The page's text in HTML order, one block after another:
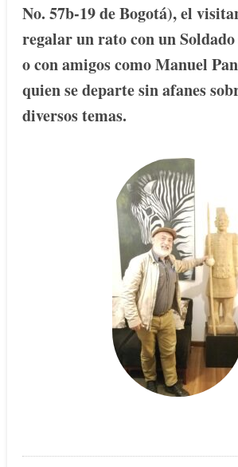
No. 57b-19 de Bogotá), el
regalar un rato con un
o con amigos como Manuel
quien se departe sin afanes
diversos temas.